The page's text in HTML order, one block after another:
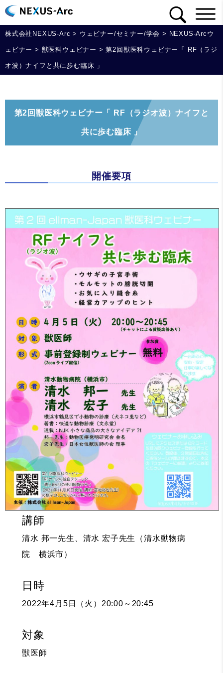
株式会社NEXUS-Arc > ウェビナー/セミナー/学会 > NEXUS-Arcウ
ェビナー > 獣医科ウェビナー >第2回獣医科ウェビナー「 RF（ラジ
オ波）ナイフと共に歩む臨床 」
第2回獣医科ウェビナー「 RF（ラジオ波）ナイフと
共に歩む臨床 」
開催要項
講師
清水 邦一先生、清水 宏子先生（清水動物病
院 横浜市）
日時
2022年4月5日（火）20:00～20:45
対象
獣医師